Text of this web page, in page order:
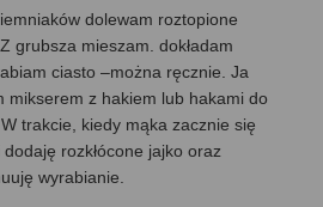
dolewam roztopione
grubsza mieszam. dokładam
ciasto –można ręcznie. Ja
mikserem z hakiem lub hakami do
trakcie, kiedy mąka zacznie się
rozkłócone jajko oraz
wyrabianie.